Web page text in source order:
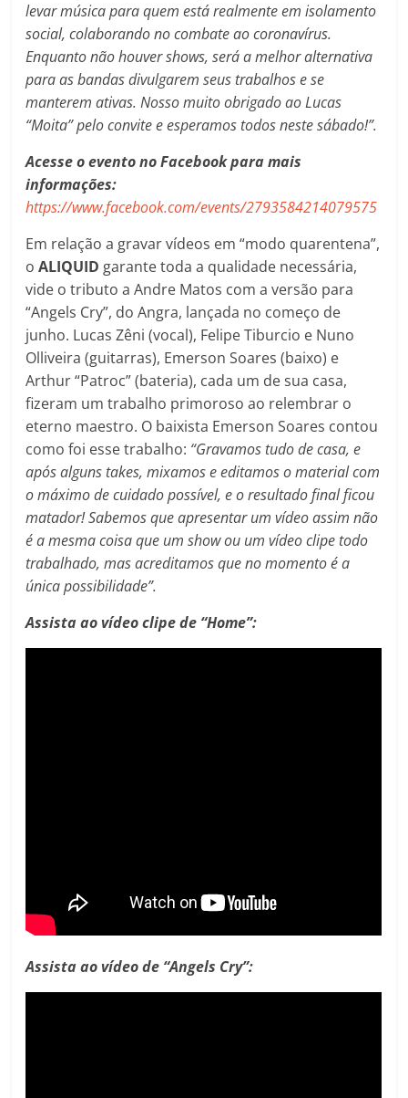
levar música para quem está realmente em isolamento
social, colaborando no combate ao coronavírus.
Enquanto não houver shows, será a melhor alternativa
para as bandas divulgarem seus trabalhos e se
manterem ativas. Nosso muito obrigado ao Lucas
“Moita” pelo convite e esperamos todos neste sábado!”.
Acesse o evento no Facebook para mais
informações:
https://www.facebook.com/events/2793584214079575
Em relação a gravar vídeos em “modo quarentena”,
oALIQUID garante toda a qualidade necessária,
vide o tributo a Andre Matos com a versão para
“Angels Cry”, do Angra, lançada no começo de
junho. Lucas Zêni (vocal), Felipe Tiburcio e Nuno
Olliveira (guitarras), Emerson Soares (baixo) e
Arthur “Patroc” (bateria), cada um de sua casa,
fizeram um trabalho primoroso ao relembrar o
eterno maestro. O baixista Emerson Soares contou
como foi esse trabalho: “Gravamos tudo de casa, e
após alguns takes, mixamos e editamos o material com
o máximo de cuidado possível, e o resultado final ficou
matador! Sabemos que apresentar um vídeo assim não
é a mesma coisa que um show ou um vídeo clipe todo
trabalhado, mas acreditamos que no momento é a
única possibilidade”.
Assista ao vídeo clipe de “Home”:
Assista ao vídeo de “Angels Cry”: